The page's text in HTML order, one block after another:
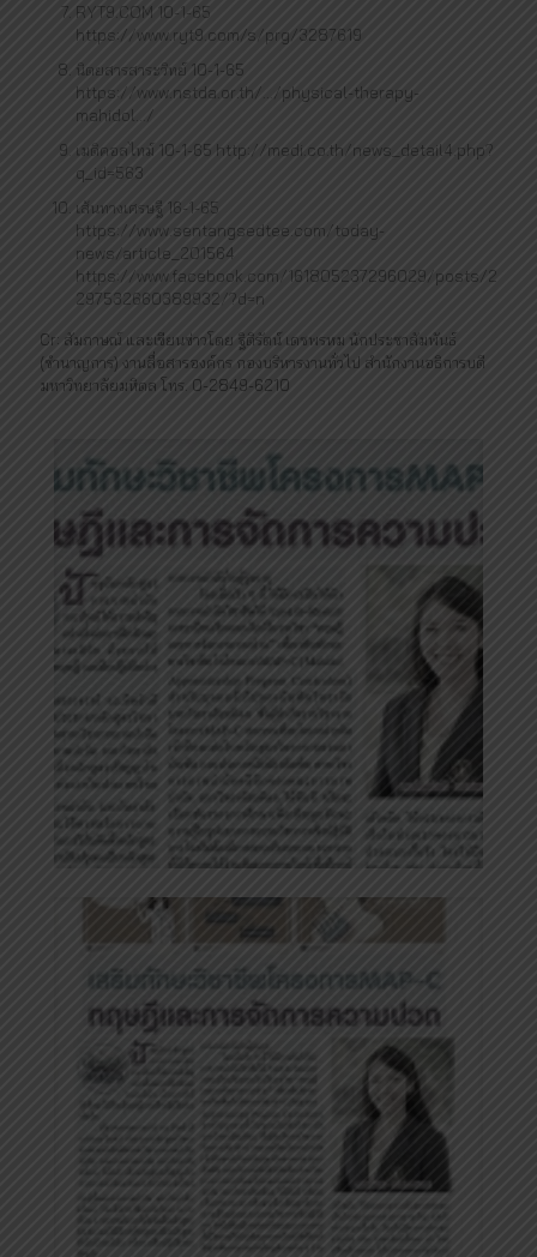
RYT9.COM 10-1-65
https://www.ryt9.com/s/prg/3287619
นิตยสารสาระวิทย์ 10-1-65
https://www.nstda.or.th/.../physical-therapy-
mahidol.../
เมดิคอลไทม์ 10-1-65 http://medi.co.th/news_detail4.php?
q_id=563
เส้นทางเศรษฐี 16-1-65
https://www.sentangsedtee.com/today-
news/article_201564
https://www.facebook.com/161805237296029/posts/2
297532660389932/?d=n
Cr: สัมภาษณ์ และเขียนข่าวโดย ฐิติรัตน์ เดชพรหม นักประชาสัมพันธ์
(ชำนาญการ) งานสื่อสารองค์กร กองบริหารงานทั่วไป สำนักงานอธิการบดี
มหาวิทยาลัยมหิดล โทร. 0-2849-6210